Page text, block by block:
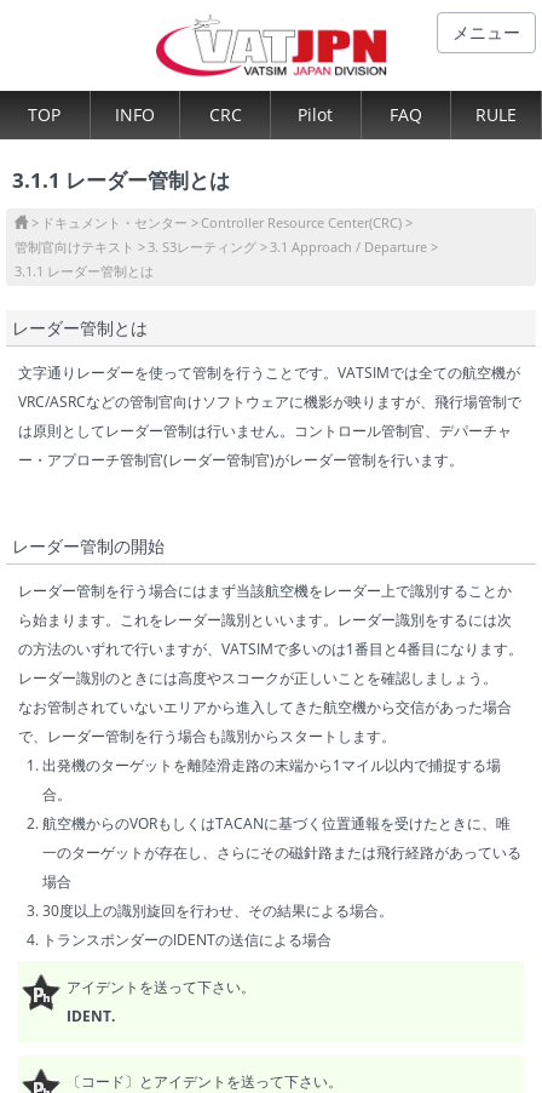
メニュー
TOP INFO CRC Pilot FAQ RULE
3.1.1 レーダー管制とは
ドキュメント・センター
Controller Resource Center(CRC)
管制官向けテキスト
3. S3レーティング
3.1 Approach / Departure
3.1.1 レーダー管制とは
レーダー管制とは
文字通りレーダーを使って管制を行うことです。VATSIMでは全ての航空機が
VRC/ASRCなどの管制官向けソフトウェアに機影が映りますが、飛行場管制で
は原則としてレーダー管制は行いません。コントロール管制官、デパーチャ
ー・アプローチ管制官(レーダー管制官)がレーダー管制を行います。
レーダー管制の開始
レーダー管制を行う場合にはまず当該航空機をレーダー上で識別することか
ら始まります。これをレーダー識別といいます。レーダー識別をするには次
の方法のいずれで行いますが、VATSIMで多いのは1番目と4番目になります。
レーダー識別のときには高度やスコークが正しいことを確認しましょう。
なお管制されていないエリアから進入してきた航空機から交信があった場合
で、レーダー管制を行う場合も識別からスタートします。
出発機のターゲットを離陸滑走路の末端から1マイル以内で捕捉する場
合。
航空機からのVORもしくはTACANに基づく位置通報を受けたときに、唯
一のターゲットが存在し、さらにその磁針路または飛行経路があっている
場合
30度以上の識別旋回を行わせ、その結果による場合。
トランスポンダーのIDENTの送信による場合
アイデントを送って下さい。
IDENT.
〔コード〕とアイデントを送って下さい。